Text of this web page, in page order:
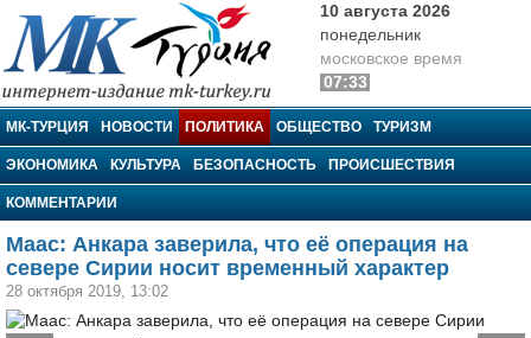
МК-Турция
10 августа 2026
понедельник
московское время
07:33
МК-ТУРЦИЯ НОВОСТИ ПОЛИТИКА ОБЩЕСТВО ТУРИЗМ
ЭКОНОМИКА КУЛЬТУРА БЕЗОПАСНОСТЬ ПРОИСШЕСТВИЯ
КОММЕНТАРИИ
Маас: Анкара заверила, что её операция на
севере Сирии носит временный характер
28 октября 2019, 13:02